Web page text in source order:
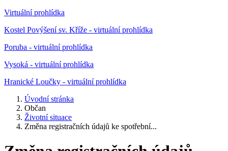
Virtuální prohlídka
Kostel Povýšení sv. Kříže - virtuální prohlídka
Poruba - virtuální prohlídka
Vysoká - virtuální prohlídka
Hranické Loučky - virtuální prohlídka
Úvodní stránka
Občan
Životní situace
Změna registračních údajů ke spotřební...